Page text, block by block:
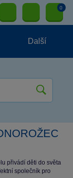
0
Další
přivádí děti do světa
společník pro